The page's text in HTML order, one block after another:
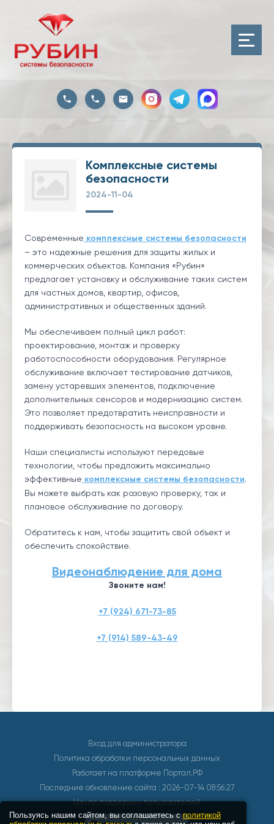
Пользуясь нашим сайтом, вы соглашаетесь сполитикой
Комплексные системы
безопасности
2024-11-04
Современные комплексные системы безопасности
– это надежные решения для защиты жилых и
коммерческих объектов. Компания «Рубин»
предлагает установку и обслуживание таких систем
для частных домов, квартир, офисов,
административных и общественных зданий.
Мы обеспечиваем полный цикл работ:
проектирование, монтаж и проверку
работоспособности оборудования. Регулярное
обслуживание включает тестирование датчиков,
замену устаревших элементов, подключение
дополнительных сенсоров и модернизацию систем.
Это позволяет предотвратить неисправности и
поддерживать безопасность на высоком уровне.
Наши специалисты используют передовые
технологии, чтобы предложить максимально
эффективные комплексные системы безопасности.
Вы можете выбрать как разовую проверку, так и
плановое обслуживание по договору.
Обратитесь к нам, чтобы защитить свой объект и
обеспечить спокойствие.
Видеонаблюдение для дома
Звоните нам!
+7 (924) 671-73-85
+7 (914) 589-43-49
Вход для администратора
Политика обработки персональных данных
Работает на платформе Портал.РФ
Последние обновление сайта : 2026-07-14 08:56:27
Центр поддержки пользователей